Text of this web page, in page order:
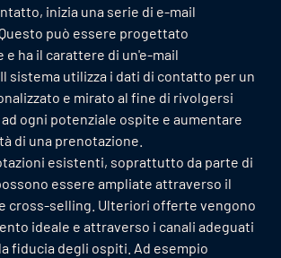
inizia una serie di e-mail
può essere progettato
ha il carattere di un'e-mail
sistema utilizza i dati di contatto per un
e mirato al fine di rivolgersi
ogni potenziale ospite e aumentare
di una prenotazione.
esistenti, soprattutto da parte di
essere ampliate attraverso il
cross-selling. Ulteriori offerte vengono
ideale e attraverso i canali adeguati
fiducia degli ospiti. Ad esempio